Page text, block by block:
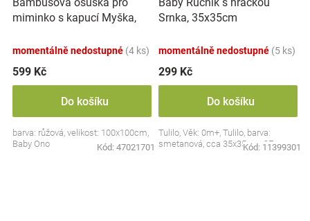
miminko s kapucí Myška,
momentálně nedostupné (4 ks)
599 Kč
Do košíku
barva: růžová, velikost: 100x100cm,
Baby Ono
Kód: 47021701
Srnka, 35x35cm
momentálně nedostupné (5 ks)
299 Kč
Do košíku
Tulilo, Věk: 0m+, Tulilo, barva:
smetanová, cca 35x35cm, CE
Kód: 11399301